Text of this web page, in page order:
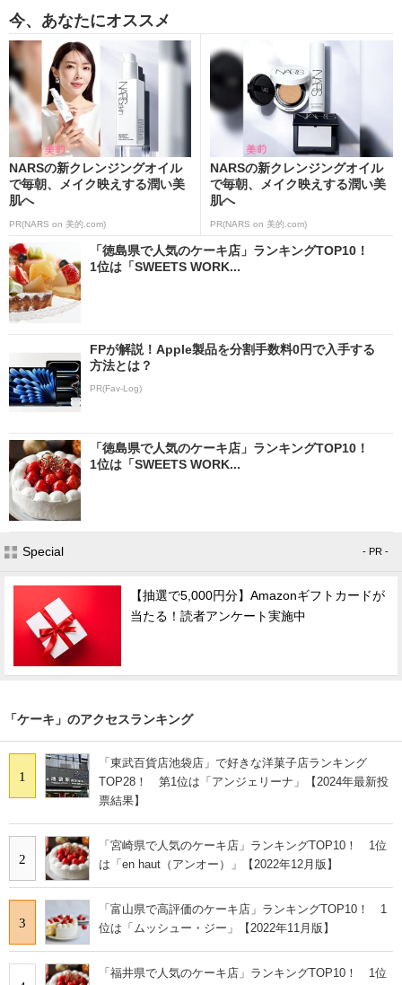
今、あなたにオススメ
NARSの新クレンジングオイル
で毎朝、メイク映えする潤い美
肌へ
PR(NARS on 美的.com)
NARSの新クレンジングオイル
で毎朝、メイク映えする潤い美
肌へ
PR(NARS on 美的.com)
「徳島県で人気のケーキ店」ランキングTOP10！
1位は「SWEETS WORK...
FPが解説！Apple製品を分割手数料0円で入手する
方法とは？
PR(Fav-Log)
「徳島県で人気のケーキ店」ランキングTOP10！
1位は「SWEETS WORK...
Special - PR -
【抽選で5,000円分】Amazonギフトカードが
当たる！読者アンケート実施中
「ケーキ」のアクセスランキング
1
「東武百貨店池袋店」で好きな洋菓子店ランキング
TOP28！ 第1位は「アンジェリーナ」【2024年最新投
票結果】
2
「宮崎県で人気のケーキ店」ランキングTOP10！ 1位
は「en haut（アンオー）」【2022年12月版】
3
「富山県で高評価のケーキ店」ランキングTOP10！ 1
位は「ムッシュー・ジー」【2022年11月版】
「福井県で人気のケーキ店」ランキングTOP10！ 1位